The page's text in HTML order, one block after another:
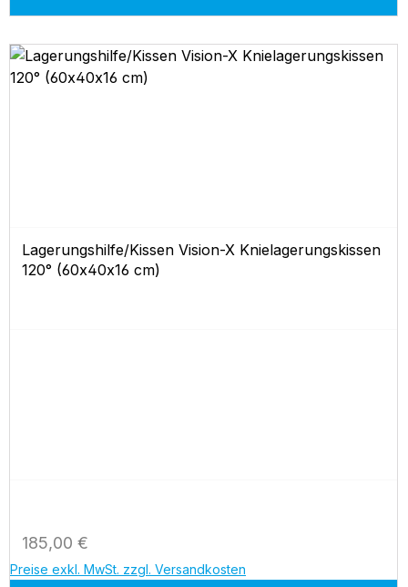
Lagerungshilfe/Kissen Vision-X Knielagerungskissen
120° (60x40x16 cm)
Regulärer Preis:
185,00 €
Preise exkl. MwSt. zzgl. Versandkosten